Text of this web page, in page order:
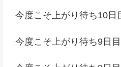
今度こそ上がり待ち10日
今度こそ上がり待ち9日目